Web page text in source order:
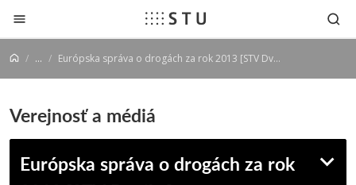
Prejsť na obsah
... Európska správa o drogách za rok 2013 [STV Dvojka]
Verejnosť a médiá
Európska správa o drogách za rok